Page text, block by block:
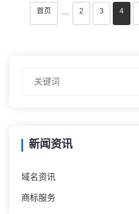
首页 ··· 2 3 4
新闻资讯
域名资讯
商标服务